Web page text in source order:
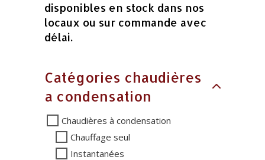
disponibles en stock dans nos
locaux ou sur commande avec
délai.
Catégories chaudières
a condensation
Chaudières à condensation
Chauffage seul
Instantanées